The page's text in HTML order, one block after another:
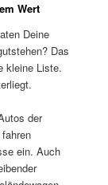
Wert
Deine
Das
kleine Liste.
der
ein. Auch